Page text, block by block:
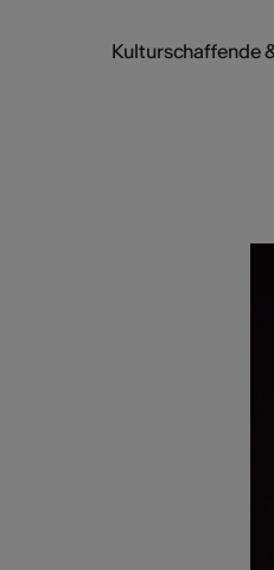
Kulturschaffende